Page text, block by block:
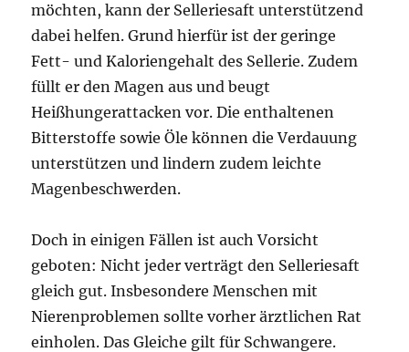
möchten, kann der Selleriesaft unterstützend
dabei helfen. Grund hierfür ist der geringe
Fett- und Kaloriengehalt des Sellerie. Zudem
füllt er den Magen aus und beugt
Heißhungerattacken vor. Die enthaltenen
Bitterstoffe sowie Öle können die Verdauung
unterstützen und lindern zudem leichte
Magenbeschwerden.
Doch in einigen Fällen ist auch Vorsicht
geboten: Nicht jeder verträgt den Selleriesaft
gleich gut. Insbesondere Menschen mit
Nierenproblemen sollte vorher ärztlichen Rat
einholen. Das Gleiche gilt für Schwangere.